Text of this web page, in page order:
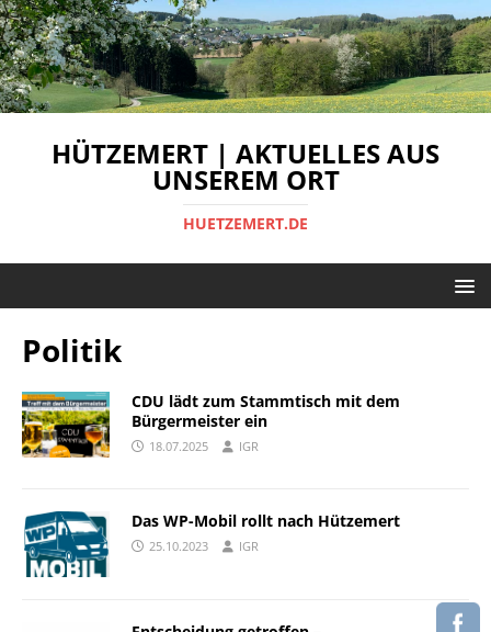
HÜTZEMERT | AKTUELLES AUS
UNSEREM ORT
HUETZEMERT.DE
Politik
CDU lädt zum Stammtisch mit dem
Bürgermeister ein
18.07.2025 IGR
Das WP-Mobil rollt nach Hützemert
25.10.2023 IGR